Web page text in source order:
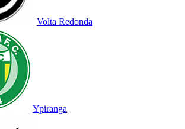
Volta Redonda
Ypiranga